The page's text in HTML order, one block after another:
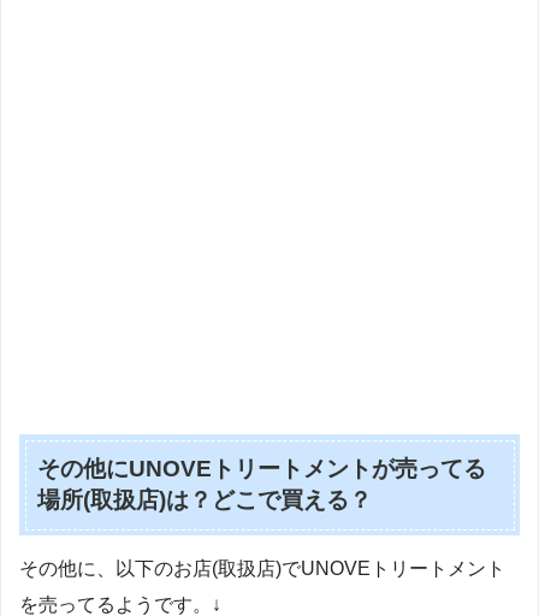
その他にUNOVEトリートメントが売ってる
場所(取扱店)は？どこで買える？
その他に、以下のお店(取扱店)でUNOVEトリートメント
を売ってるようです。↓